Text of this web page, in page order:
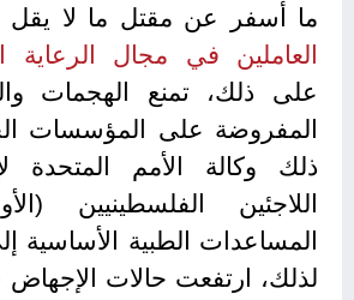
ما أسفر عن مقتل ما لا
العاملين في مجال الرعاية
على ذلك، تمنع الهجمات
المفروضة على المؤسسات
ذلك وكالة الأمم المتحدة
اللاجئين الفلسطينيين
المساعدات الطبية الأساسية
لذلك، ارتفعت حالات